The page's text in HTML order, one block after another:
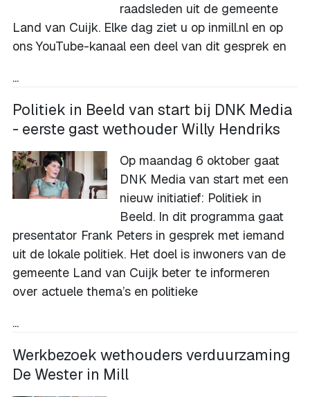
raadsleden uit de gemeente
Land van Cuijk. Elke dag ziet u op inmill.nl en op
onsYouTube-kanaal een deel van dit gesprek en
...
Politiek in Beeld van start bij DNK Media
- eerste gast wethouder Willy Hendriks
Op maandag 6 oktober gaat
DNK Media van start met een
nieuw initiatief: Politiek in
Beeld. In dit programma gaat
presentator Frank Peters in gesprek met iemand
uit de lokale politiek. Het doel is inwoners van de
gemeente Land van Cuijk beter te informeren
over actuele thema’s en politieke
...
Werkbezoek wethouders verduurzaming
De Wester in Mill